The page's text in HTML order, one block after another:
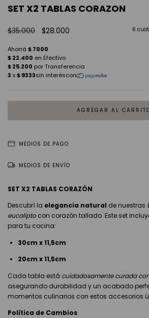
SET X2 TABLAS CORAZON
$35.000 $28.000 6
MEDIOS DE PAGO
MEDIOS DE ENVÍO
SET X2 TABLAS CORAZÓN
Descubrí la elegancia natural de nuestras
eucalipto con corazón tallado. Este set
para tu cocina:
30cm x 11,5cm
20cm x 11,5cm
Cada tabla está cuidadosamente curada
asegurando durabilidad y un acabado
momentos culinarios con estos accesorios
Política de Cambios